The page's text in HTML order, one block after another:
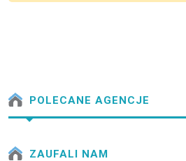
POLECANE AGENCJE
ZAUFALI NAM